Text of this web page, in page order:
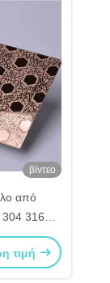
βίντεο
από
316L
τιμή